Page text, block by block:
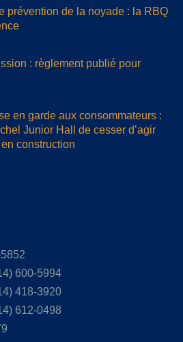
prévention de la noyade : la RBQ
: règlement publié pour
en garde aux consommateurs :
Junior Hall de cesser d’agir
construction
600-5994
418-3920
612-0498